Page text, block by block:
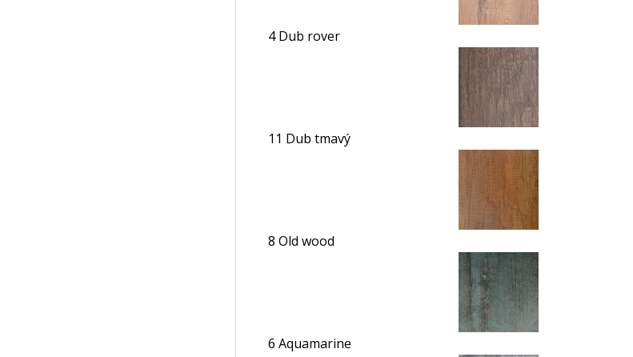
4 Dub rover
11 Dub tmavý
8 Old wood
6 Aquamarine